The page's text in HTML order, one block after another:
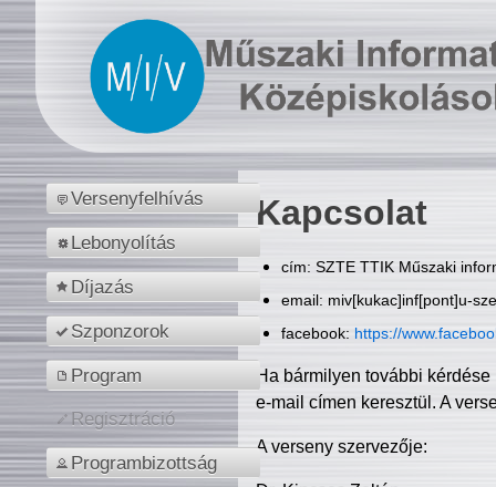
Versenyfelhívás
Lebonyolítás
Díjazás
Szponzorok
Program
Regisztráció
Programbizottság
Kapcsolat
cím: SZTE TTIK Műszaki
email: miv[kukac]inf[pont]u-
facebook: https://
Ha bármilyen további
e-mail címen keresztül. A
A verseny szervezője: